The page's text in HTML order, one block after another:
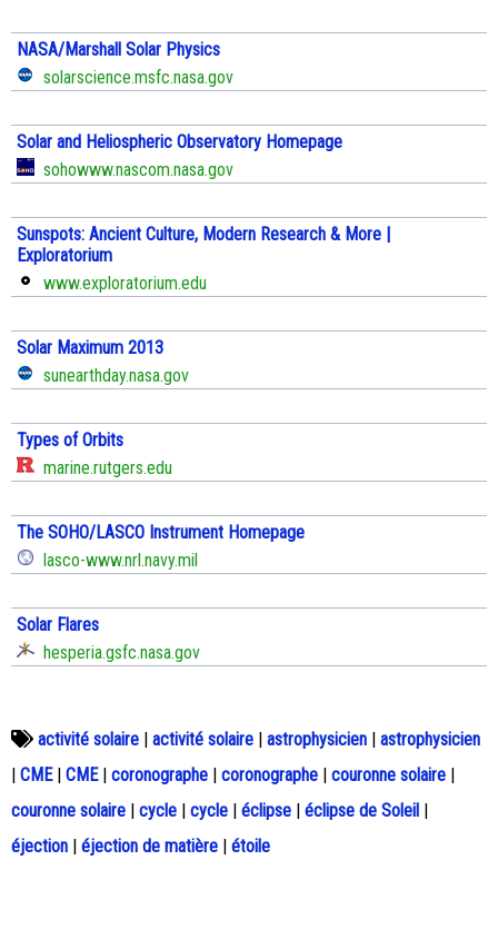
NASA/Marshall Solar Physics
solarscience.msfc.nasa.gov
Solar and Heliospheric Observatory Homepage
sohowww.nascom.nasa.gov
Sunspots: Ancient Culture, Modern Research & More |
Exploratorium
www.exploratorium.edu
Solar Maximum 2013
sunearthday.nasa.gov
Types of Orbits
marine.rutgers.edu
The SOHO/LASCO Instrument Homepage
lasco-www.nrl.navy.mil
Solar Flares
hesperia.gsfc.nasa.gov
activité solaire | activité solaire | astrophysicien | astrophysicien
| CME | CME | coronographe | coronographe | couronne solaire |
couronne solaire | cycle | cycle | éclipse | éclipse de Soleil |
éjection | éjection de matière | étoile